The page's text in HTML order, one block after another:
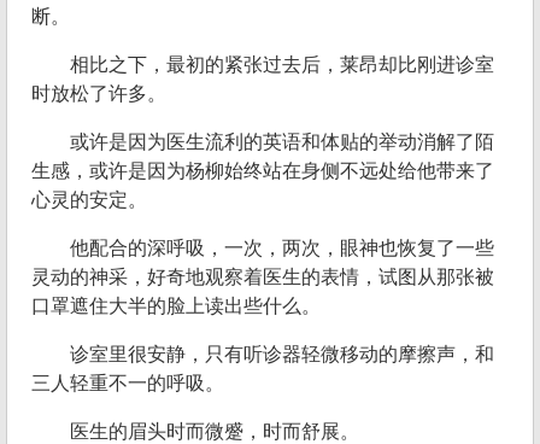
断。
相比之下，最初的紧张过去后，莱昂却比刚进诊室
时放松了许多。
或许是因为医生流利的英语和体贴的举动消解了陌
生感，或许是因为杨柳始终站在身侧不远处给他带来了
心灵的安定。
他配合的深呼吸，一次，两次，眼神也恢复了一些
灵动的神采，好奇地观察着医生的表情，试图从那张被
口罩遮住大半的脸上读出些什么。
诊室里很安静，只有听诊器轻微移动的摩擦声，和
三人轻重不一的呼吸。
医生的眉头时而微蹙，时而舒展。